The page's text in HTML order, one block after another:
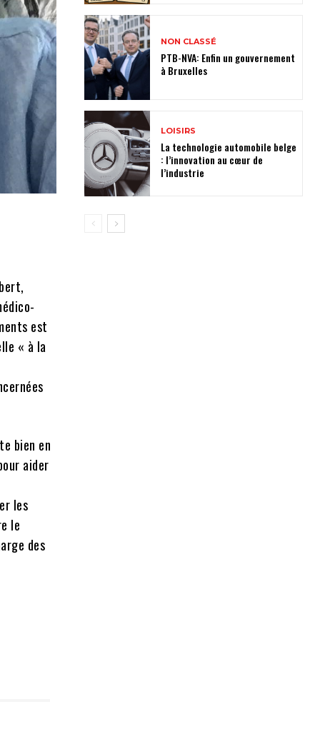
est
« à la
bien en
aider
les
le
des
NON CLASSÉ
PTB-NVA: Enfin un gouvernement
à Bruxelles
LOISIRS
La technologie automobile belge
: l’innovation au cœur de
l’industrie